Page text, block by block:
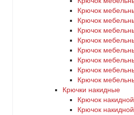
Крючок
Крючок
Крючок
Крючок
Крючок
Крючок
Крючок
Крючок
Крючки накидные
Крючок
Крючок